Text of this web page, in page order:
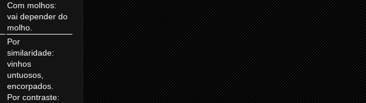
Com molhos:
vai depender do
molho.
Por
similaridade:
vinhos
untuosos,
encorpados.
Por contraste: